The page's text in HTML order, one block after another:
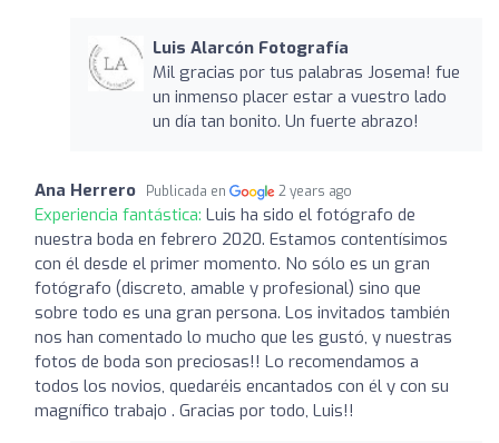
Luis Alarcón Fotografía
Mil gracias por tus palabras Josema! fue
un inmenso placer estar a vuestro lado
un día tan bonito. Un fuerte abrazo!
Ana Herrero Publicada en 2 years ago
Experiencia fantástica: Luis ha sido el fotógrafo de
nuestra boda en febrero 2020. Estamos contentísimos
con él desde el primer momento. No sólo es un gran
fotógrafo (discreto, amable y profesional) sino que
sobre todo es una gran persona. Los invitados también
nos han comentado lo mucho que les gustó, y nuestras
fotos de boda son preciosas!! Lo recomendamos a
todos los novios, quedaréis encantados con él y con su
magnífico trabajo . Gracias por todo, Luis!!